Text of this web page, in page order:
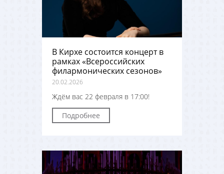
В Кирхе состоится концерт в
рамках «Всероссийских
филармонических сезонов»
20.02.2026
Ждём вас 22 февраля в 17:00!
Подробнее